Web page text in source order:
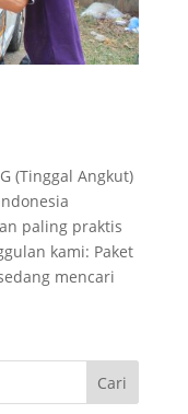
(Tinggal Angkut)
paling praktis
kami: Paket
mencari
Cari